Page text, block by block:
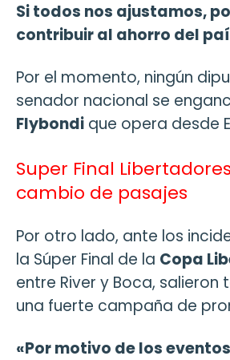
Si todos nos ajustamos,
contribuir al ahorro del
Por el momento, ningún
senador nacional se
Flybondi que opera desde
Super Final
cambio de pasajes
Por otro lado, ante los
la Súper Final de la Copa
entre River y Boca, salieron
una fuerte campaña de
«Por motivo de los